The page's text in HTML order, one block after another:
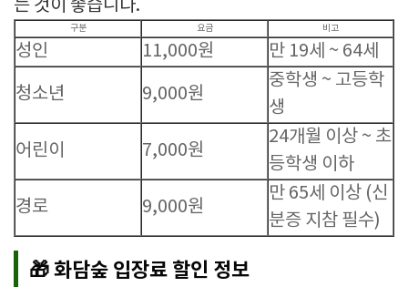
는 것이 좋습니다.
구분 요금 비고
성인 11,000원 만 19세 ~ 64세
청소년 9,000원
중학생 ~ 고등학
생
어린이 7,000원
24개월 이상 ~ 초
등학생 이하
경로 9,000원
만 65세 이상 (신
분증 지참 필수)
🎁 화담숲 입장료 할인 정보